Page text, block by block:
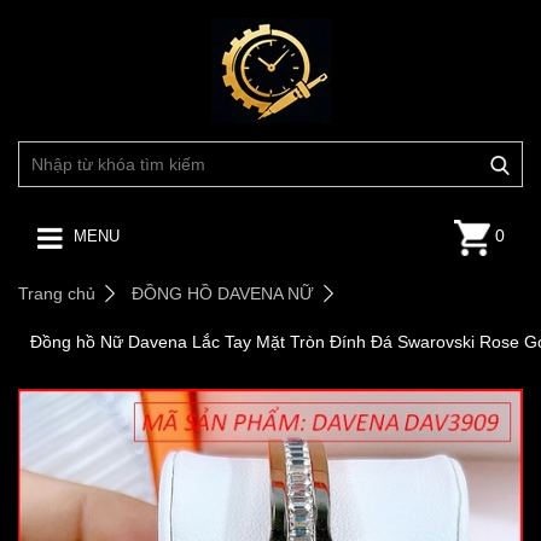
MENU 0
Trang chủ ĐỒNG HỒ DAVENA NỮ
Đồng hồ Nữ Davena Lắc Tay Mặt Tròn Đính Đá Swarovski Rose